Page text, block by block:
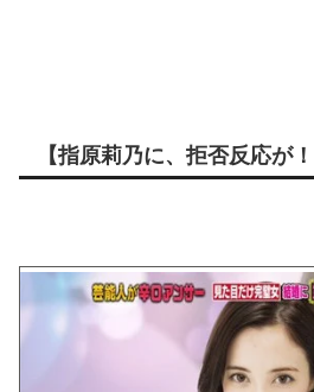
【指原莉乃に、拒否反応が！